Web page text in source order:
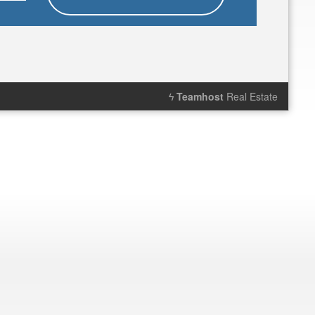
ϟ Teamhost Real Estate